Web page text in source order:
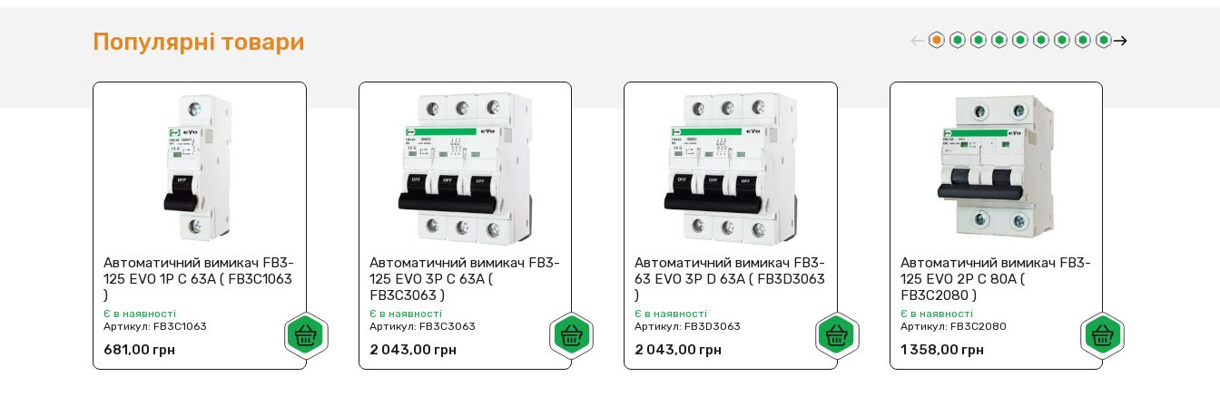
Популярні товари
Автоматичний вимикач FB3-
125 EVO 1P C 63А ( FB3C1063
)
Є в наявності
Артикул:FB3C1063
681,00 грн
Автоматичний вимикач FB3-
125 EVO 3P C 63А (
FB3C3063 )
Є в наявності
Артикул: FB3C3063
2 043,00 грн
Автоматичний вимикач FB3-
63 EVO 3P D 63A ( FB3D3063
)
Є в наявності
Артикул:FB3D3063
2 043,00 грн
Автоматичний вимикач FB3-
125 EVO 2P C 80A (
FB3C2080 )
Є в наявності
Артикул: FB3C2080
1 358,00 грн